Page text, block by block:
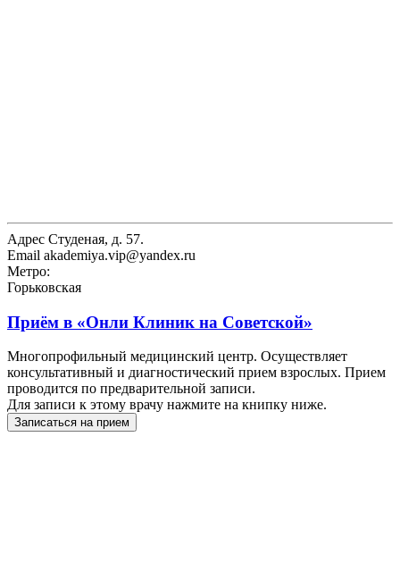
Адрес Студеная, д. 57.
Email akademiya.vip@yandex.ru
Метро:
Горьковская
Приём в «Онли Клиник на Советской»
Многопрофильный медицинский центр. Осуществляет
консультативный и диагностический прием взрослых. Прием
проводится по предварительной записи.
Для записи к этому врачу нажмите на книпку ниже.
Записаться на прием